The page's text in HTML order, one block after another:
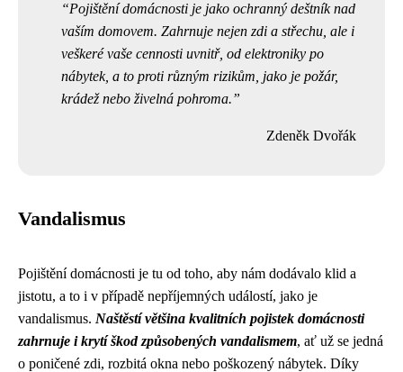
Pojištění domácnosti je jako ochranný deštník nad
vaším domovem. Zahrnuje nejen zdi a střechu, ale i
veškeré vaše cennosti uvnitř, od elektroniky po
nábytek, a to proti různým rizikům, jako je požár,
krádež nebo živelná pohroma.
Zdeněk Dvořák
Vandalismus
Pojištění domácnosti je tu od toho, aby nám dodávalo klid a
jistotu, a to i v případě nepříjemných událostí, jako je
vandalismus. Naštěstí většina kvalitních pojistek domácnosti
zahrnuje i krytí škod způsobených vandalismem, ať už se jedná
o poničené zdi, rozbitá okna nebo poškozený nábytek. Díky